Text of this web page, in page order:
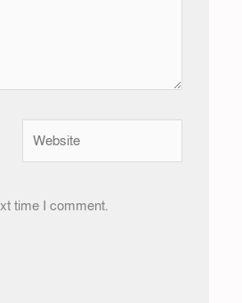
time I comment.